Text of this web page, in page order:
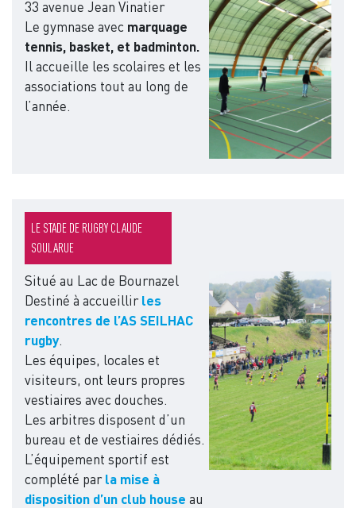
33 avenue Jean Vinatier
Le gymnase avec marquage
tennis, basket, et badminton.
Il accueille les scolaires et les
associations tout au long de
l’année.
LE STADE DE RUGBY CLAUDE
SOULARUE
Situé au Lac de Bournazel
Destiné à accueillirles
rencontres de l’AS SEILHAC
rugby.
Les équipes, locales et
visiteurs, ont leurs propres
vestiaires avec douches.
Les arbitres disposent d’un
bureau et de vestiaires dédiés.
L’équipement sportif est
complété parla mise à
disposition d’un club house au
Image